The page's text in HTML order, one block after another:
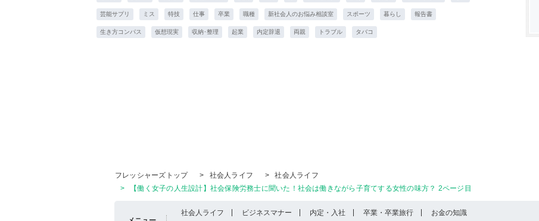
芸能サプリ ミス 特技 仕事 卒業 職種 新社会人のお悩み相談室 スポーツ 暮らし 報告書
生き方コンパス 仮想現実 収納･整理 起業 内定辞退 両親 トラブル タバコ
フレッシャーズトップ
> 社会人ライフ >
社会人ライフ
>
【働く女子の人生設計】社会保険労務士に聞いた！社会は働きながら子育てする女性の味方？ 2ページ目
社会人ライフ ビジネスマナー 内定・入社 卒業・卒業旅行 お金の知識